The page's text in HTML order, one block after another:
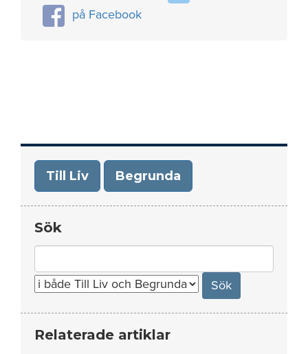
på Facebook
Till Liv Begrunda
Sök
for:
Relaterade artiklar